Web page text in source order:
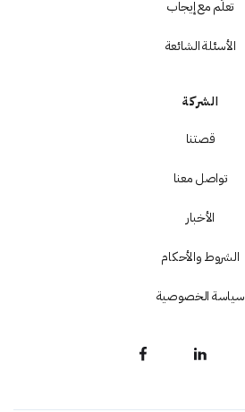
تعلّم مع إيجاب
الأسئلة الشائعة
الشركة
قصتنا
تواصل معنا
الأخبار
الشروط والأحكام
سياسة الخصوصية